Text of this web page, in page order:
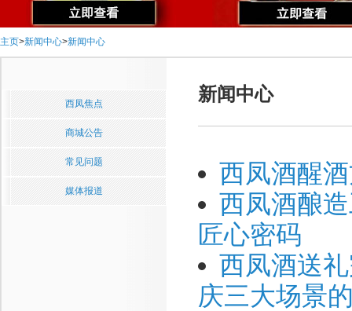
主页>新闻中心>新闻中心
西凤焦点
商城公告
常见问题
媒体报道
新闻中心
西凤酒醒
西凤酒酿
匠心密码
西凤酒送
庆三大场景